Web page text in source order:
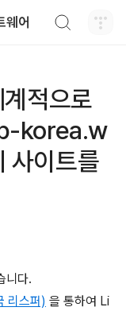
웨어
적으로
korea.w
이트를
니다.
리스퍼) 을 통하여 Li